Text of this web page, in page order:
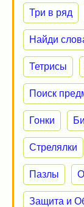
Три в ряд
Найди
Тетрисы
Поиск
Гонки
Стрелялки
Пазлы
Защита и